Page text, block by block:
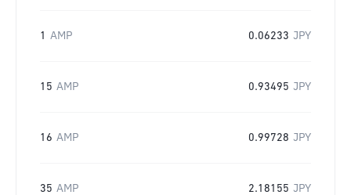
1 AMP 0.06233 JPY
15 AMP 0.93495 JPY
16 AMP 0.99728 JPY
35 AMP 2.18155 JPY